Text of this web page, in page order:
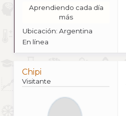
Aprendiendo cada día
más
Ubicación: Argentina
En línea
Chipi
Visitante